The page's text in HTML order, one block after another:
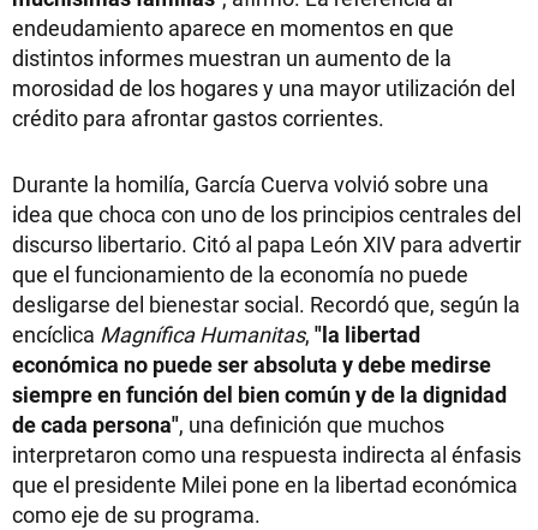
endeudamiento aparece en momentos en que
distintos informes muestran un aumento de la
morosidad de los hogares y una mayor utilización del
crédito para afrontar gastos corrientes.
Durante la homilía, García Cuerva volvió sobre una
idea que choca con uno de los principios centrales del
discurso libertario. Citó al papa León XIV para advertir
que el funcionamiento de la economía no puede
desligarse del bienestar social. Recordó que, según la
encíclica Magnífica Humanitas, "la libertad
económica no puede ser absoluta y debe medirse
siempre en función del bien común y de la dignidad
de cada persona", una definición que muchos
interpretaron como una respuesta indirecta al énfasis
que el presidente Milei pone en la libertad económica
como eje de su programa.